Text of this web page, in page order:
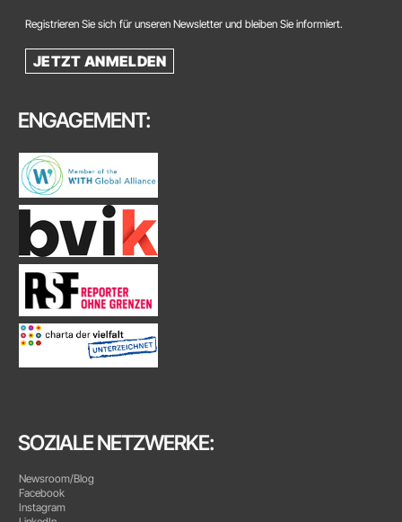
Registrieren Sie sich für unseren Newsletter und bleiben Sie informiert.
JETZT ANMELDEN
ENGAGEMENT:
SOZIALE NETZWERKE:
Newsroom/Blog
Facebook
Instagram